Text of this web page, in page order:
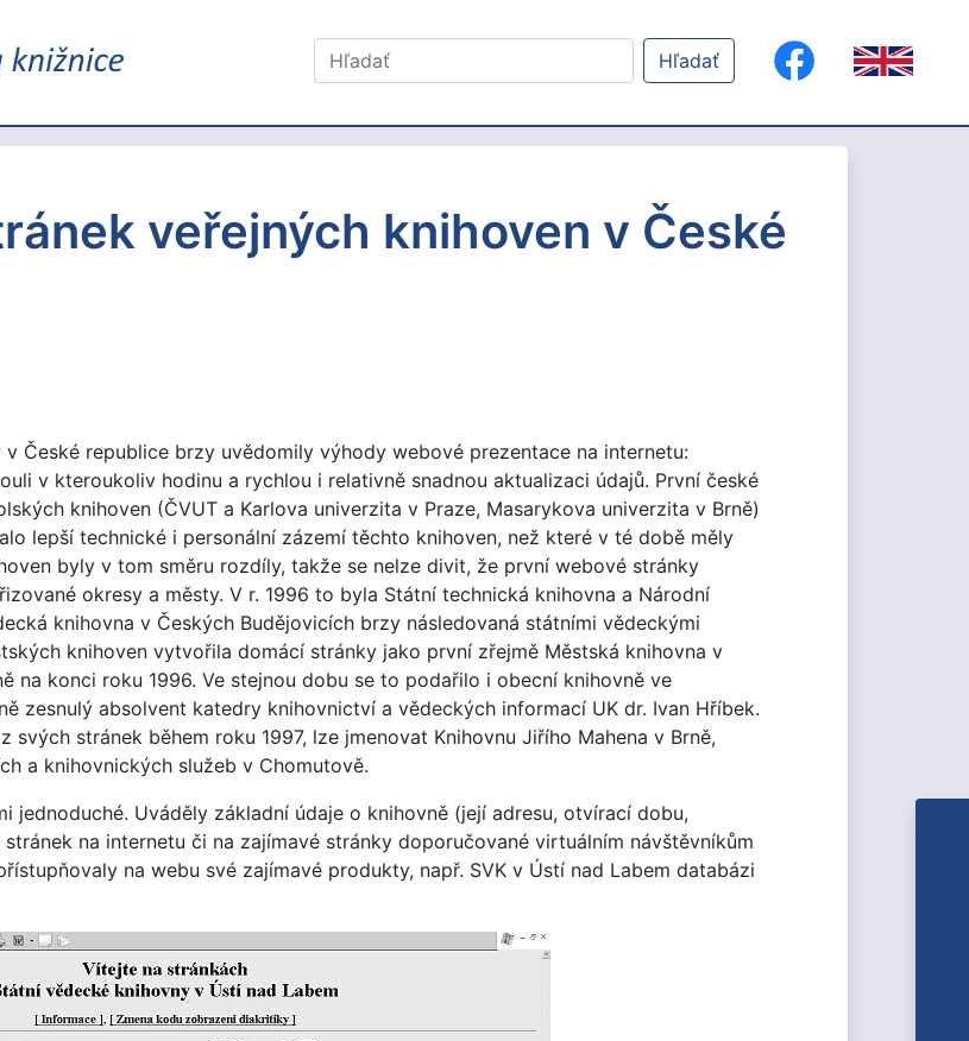
Hľadať
veřejných knihoven v České
České republice brzy uvědomily výhody webové prezentace na internetu:
v kteroukoliv hodinu a rychlou i relativně snadnou aktualizaci údajů. První české
knihoven (ČVUT a Karlova univerzita v Praze, Masarykova univerzita v Brně)
lepší technické i personální zázemí těchto knihoven, než které v té době měly
byly v tom směru rozdíly, takže se nelze divit, že první webové stránky
okresy a městy. V r. 1996 to byla Státní technická knihovna a Národní
knihovna v Českých Budějovicích brzy následovaná státními vědeckými
knihoven vytvořila domácí stránky jako první zřejmě Městská knihovna v
na konci roku 1996. Ve stejnou dobu se to podařilo i obecní knihovně ve
zesnulý absolvent katedry knihovnictví a vědeckých informací UK dr. Ivan Hříbek.
stránek během roku 1997, lze jmenovat Knihovnu Jiřího Mahena v Brně,
a knihovnických služeb v Chomutově.
jednoduché. Uváděly základní údaje o knihovně (její adresu, otvírací dobu,
na internetu či na zajímavé stránky doporučované virtuálním návštěvníkům
na webu své zajímavé produkty, např. SVK v Ústí nad Labem databázi